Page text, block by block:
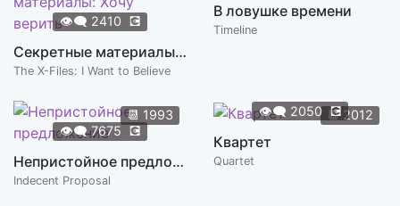
👁️‍🗨️ 2410 💽
Секретные материалы: Хочу верить
The X-Files: I Want to Believe
В ловушке времени
Timeline
📆 1993
👁️‍🗨️7675 💽
Непристойное предложение
Indecent Proposal
📆2012
👁️‍🗨️ 2050 💽
Квартет
Quartet